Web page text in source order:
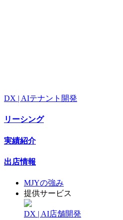
DX | AIテナント開発
リーシング
実績紹介
出店情報
MJYの強み
提供サービス
DX | AI店舗開発